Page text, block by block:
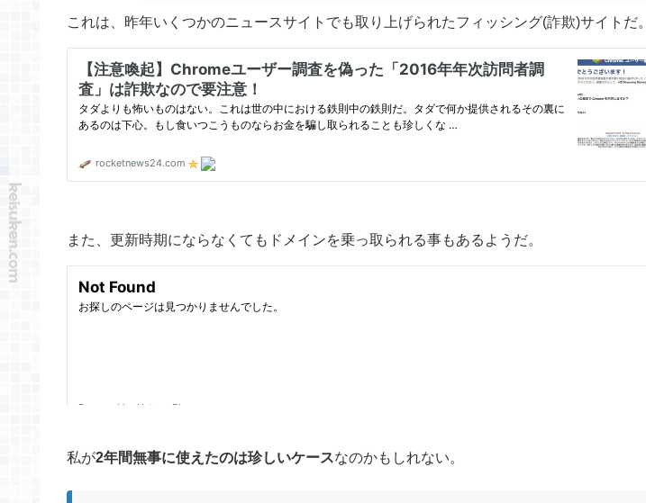
これは、昨年いくつかのニュースサイトでも取り上げられたフィッシング(詐欺)サイトだ。
また、更新時期にならなくてもドメインを乗っ取られる事もあるようだ。
私が2年間無事に使えたのは珍しいケースなのかもしれない。